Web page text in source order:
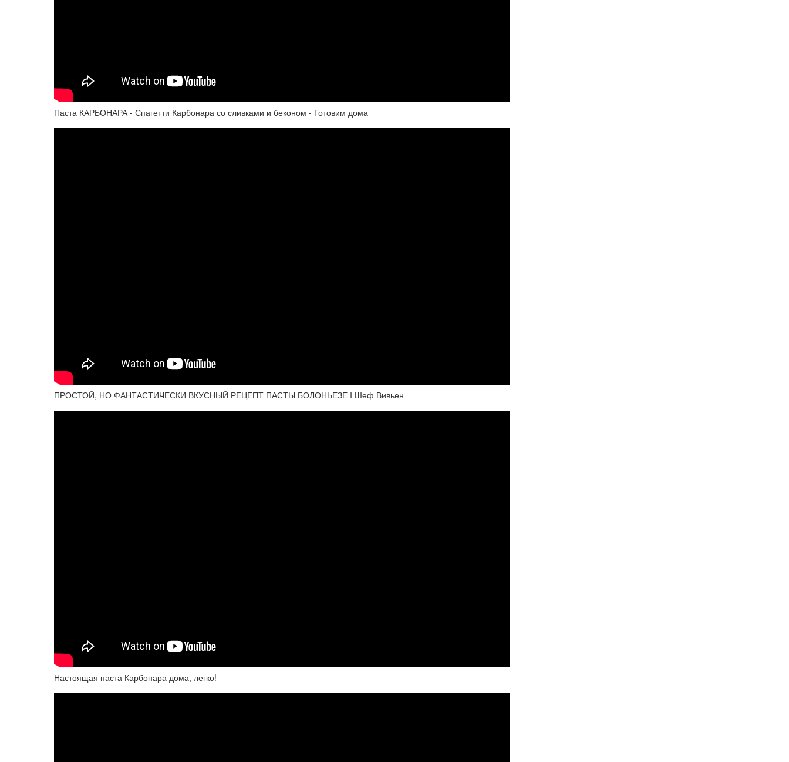
Паста КАРБОНАРА - Спагетти Карбонара со сливками и беконом - Готовим дома
ПРОСТОЙ, НО ФАНТАСТИЧЕСКИ ВКУСНЫЙ РЕЦЕПТ ПАСТЫ БОЛОНЬЕЗЕ I Шеф Вивьен
Настоящая паста Карбонара дома, легко!